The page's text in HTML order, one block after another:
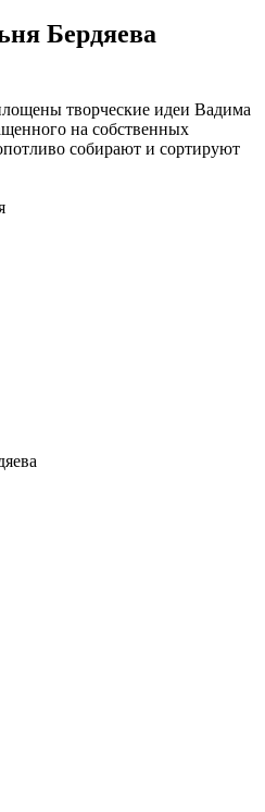
Бердяева
творческие идеи Вадима
на собственных
собирают и сортируют